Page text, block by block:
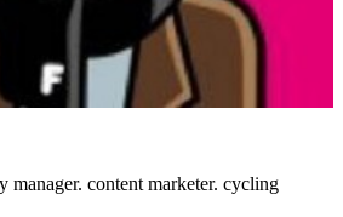
manager. content marketer. cycling